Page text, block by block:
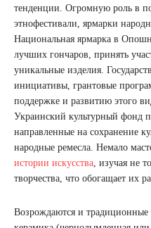
тенденции. Огромную роль в
этнофестивали, ярмарки
Национальная ярмарка в
лучших гончаров, принять
уникальные изделия.
инициативы, грантовые
поддержке и развитию этого
Украинский культурный фонд
направленные на сохранение
народные ремесла. Немало
истории искусства , изучая не
творчества, что обогащает их
Возрождаются и